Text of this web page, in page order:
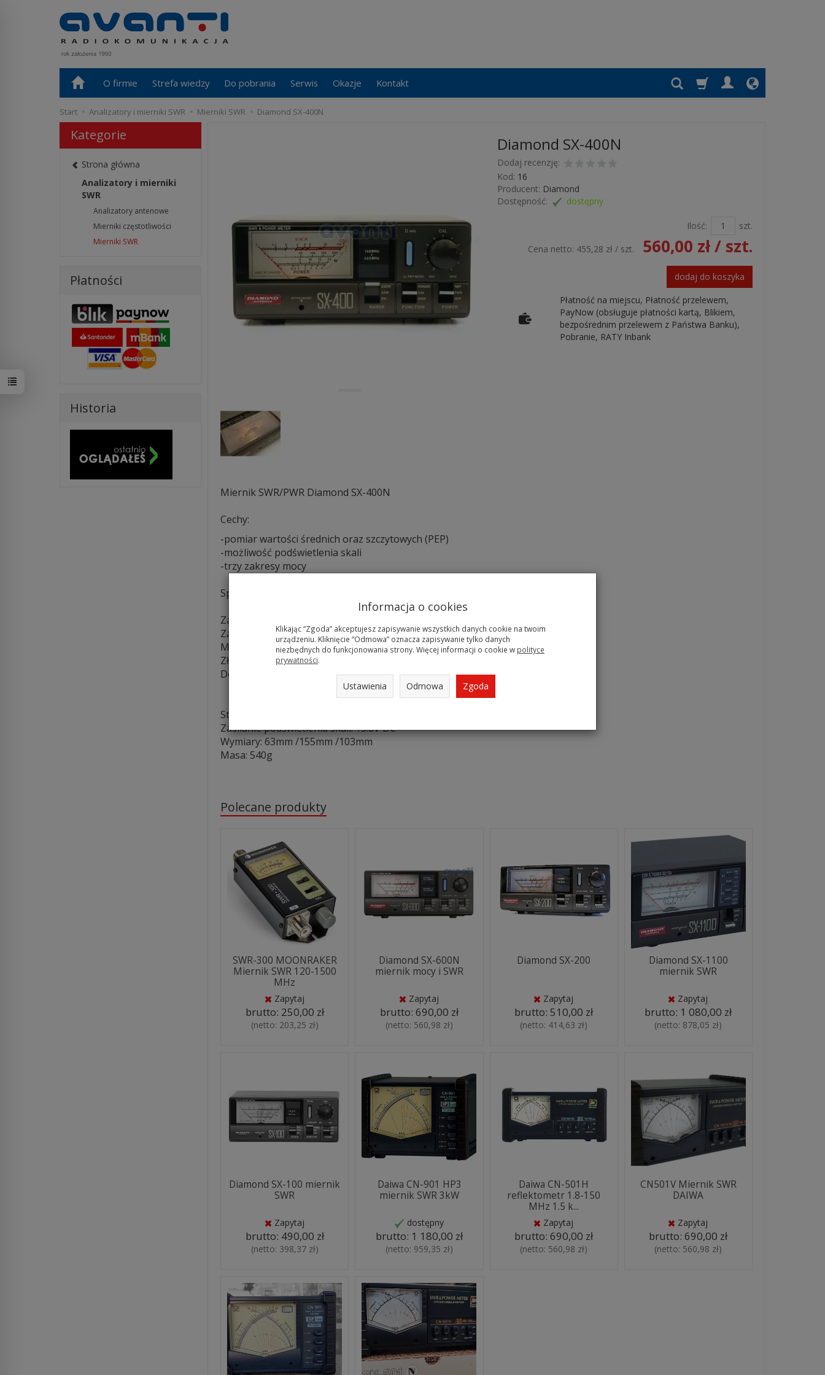
O firmie Strefa wiedzy Do pobrania Serwis Okazje Kontakt
Start Analizatory i mierniki SWR Mierniki SWR Diamond SX-400N
Diamond SX-400N
Dodaj recenzję:
Kod: 16
Producent: Diamond
Dostępność:
dostępny
Ilość:
szt.
Cena netto: 455,28 zł / szt. 560,00 zł/ szt.
dodaj do koszyka
Płatność na miejscu, Płatność przelewem,
PayNow (obsługuje płatności kartą, Blikiem,
bezpośrednim przelewem z Państwa Banku),
Pobranie, RATY Inbank
Miernik SWR/PWR Diamond SX-400N
Cechy:
-pomiar wartości średnich oraz szczytowych (PEP)
-możliwość podświetlenia skali
-trzy zakresy mocy
Specyfikacja:
Zakres częstotliwości: 140-525 MHz
Zakres mocy: 5W /20W /200W
Minimalna moc do pomiaru SWR: 4W
Złącza: gniazda N
Dokładność pomiaru: 10% skali / 5W
5% skali / 20W
5% skali / 200W
Straty połączeniowe: mniej niż 0.3 dB
Zasilanie podświetlenia skali: 13.8V DC
Wymiary: 63mm /155mm /103mm
Masa: 540g
Polecane produkty
SWR-300 MOONRAKER
Miernik SWR 120-1500
MHz
Zapytaj
brutto: 250,00 zł
(netto: 203,25 zł)
Diamond SX-600N
miernik mocy i SWR
Zapytaj
brutto:690,00 zł
(netto: 560,98 zł)
Diamond SX-200
Zapytaj
brutto:510,00 zł
(netto: 414,63 zł)
Diamond SX-1100
miernik SWR
Zapytaj
brutto: 1 080,00 zł
(netto: 878,05 zł)
Diamond SX-100 miernik
SWR
Zapytaj
brutto: 490,00 zł
(netto: 398,37 zł)
Daiwa CN-901 HP3
miernik SWR 3kW
dostępny
brutto: 1 180,00 zł
(netto: 959,35 zł)
Daiwa CN-501H
reflektometr 1.8-150
MHz 1.5 k...
Zapytaj
brutto:690,00 zł
(netto: 560,98 zł)
CN501V Miernik SWR
DAIWA
Zapytaj
brutto:690,00 zł
(netto: 560,98 zł)
Kategorie
Strona główna
Analizatory i mierniki
SWR
Analizatory antenowe
Mierniki częstotliwości
Mierniki SWR
Płatności
Historia
Informacja o cookies
Klikając “Zgoda” akceptujesz zapisywanie wszystkich danych cookie na twoim
urządzeniu. Kliknięcie “Odmowa” oznacza zapisywanie tylko danych
niezbędnych do funkcjonowania strony. Więcej informacji o cookie w polityce
prywatności.
Ustawienia Odmowa Zgoda